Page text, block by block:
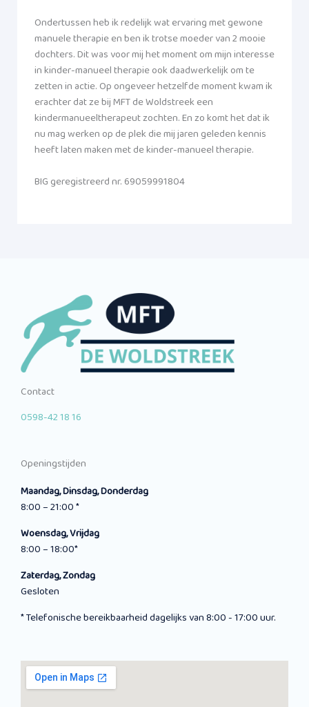
Ondertussen heb ik redelijk wat ervaring met gewone
manuele therapie en ben ik trotse moeder van 2 mooie
dochters. Dit was voor mij het moment om mijn interesse
in kinder-manueel therapie ook daadwerkelijk om te
zetten in actie. Op ongeveer hetzelfde moment kwam ik
erachter dat ze bij MFT de Woldstreek een
kindermanueeltherapeut zochten. En zo komt het dat ik
nu mag werken op de plek die mij jaren geleden kennis
heeft laten maken met de kinder-manueel therapie.
BIG geregistreerd nr. 69059991804
Contact
0598-42 18 16
Openingstijden
Maandag, Dinsdag, Donderdag
8:00 – 21:00 *
Woensdag, Vrijdag
8:00 – 18:00*
Zaterdag, Zondag
Gesloten
* Telefonische bereikbaarheid dagelijks van 8:00 - 17:00 uur.